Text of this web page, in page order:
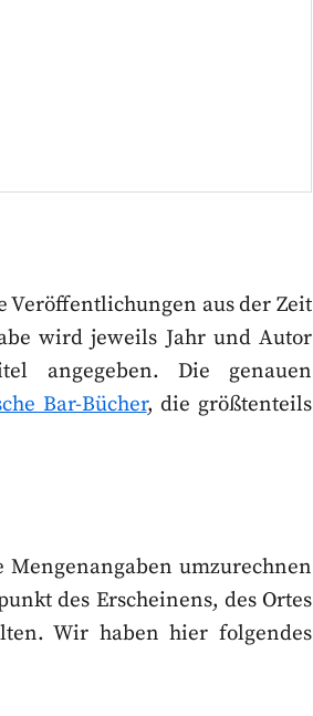
Veröffentlichungen aus der Zeit
wird jeweils Jahr und Autor
angegeben. Die genauen
Bar-Bücher, die größtenteils
umzurechnen
des Erscheinens, des Ortes
Wir haben hier folgendes